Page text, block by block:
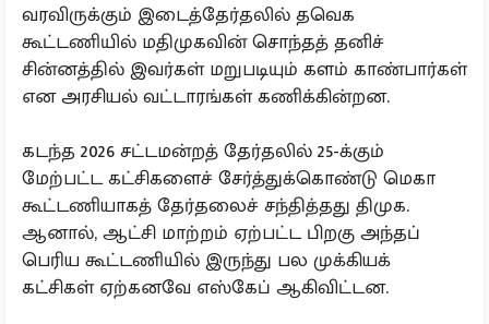
வரவிருக்கும் இடைத்தேர்தலில் தவெக
கூட்டணியில் மதிமுகவின் சொந்தத் தனிச்
சின்னத்தில் இவர்கள் மறுபடியும் களம் காண்பார்கள்
என அரசியல் வட்டாரங்கள் கணிக்கின்றன.
கடந்த 2026 சட்டமன்றத் தேர்தலில் 25-க்கும்
மேற்பட்ட கட்சிகளைச் சேர்த்துக்கொண்டு மெகா
கூட்டணியாகத் தேர்தலைச் சந்தித்தது திமுக.
ஆனால், ஆட்சி மாற்றம் ஏற்பட்ட பிறகு அந்தப்
பெரிய கூட்டணியில் இருந்து பல முக்கியக்
கட்சிகள் ஏற்கனவே எஸ்கேப் ஆகிவிட்டன.